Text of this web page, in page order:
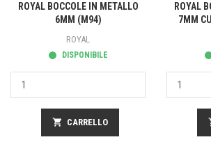
ROYAL BOCCOLE IN METALLO
6MM (M94)
ROYAL
DISPONIBILE
shopping_cart CARRELLO
ROYAL
7MM